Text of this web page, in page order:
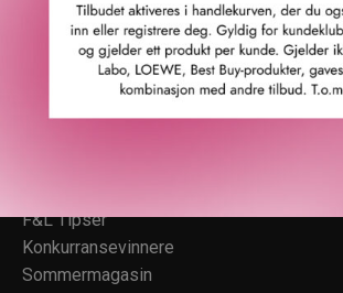
Fredrik & Louisa
Om Fredrik & Louisa
Autorisert forhandler
F&L Tipser
Konkurransevinnere
Sommermagasin